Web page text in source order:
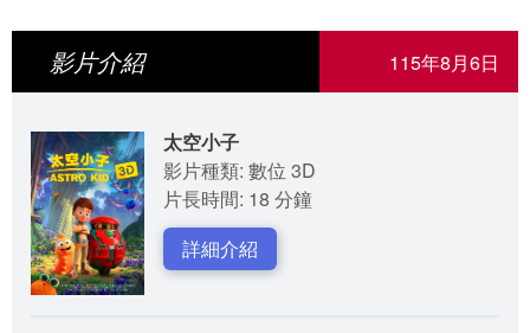
影片介紹 115年8月6日
太空小子
影片種類: 數位 3D
片長時間: 18 分鐘
詳細介紹